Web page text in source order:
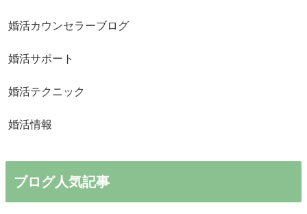
婚活カウンセラーブログ
婚活サポート
婚活テクニック
婚活情報
ブログ人気記事